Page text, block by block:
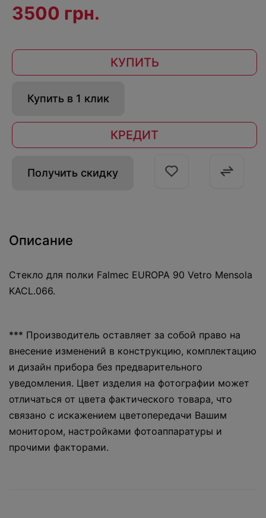
3500 грн.
КУПИТЬ
Купить в 1 клик
КРЕДИТ
Получить скидку
Описание
Стекло для полки Falmec EUROPA 90 Vetro Mensola
KACL.066.
*** Производитель оставляет за собой право на
внесение изменений в конструкцию, комплектацию
и дизайн прибора без предварительного
уведомления. Цвет изделия на фотографии может
отличаться от цвета фактического товара, что
связано с искажением цветопередачи Вашим
монитором, настройками фотоаппаратуры и
прочими факторами.